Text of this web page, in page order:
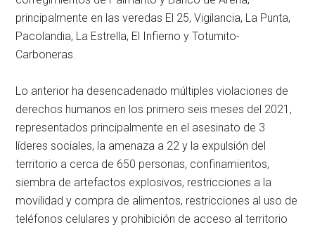
principalmente en las veredas El 25, Vigilancia, La Punta,
Pacolandia, La Estrella, El Infierno y Totumito-
Carboneras.
Lo anterior ha desencadenado múltiples violaciones de
derechos humanos en los primero seis meses del 2021,
representados principalmente en el asesinato de 3
líderes sociales, la amenaza a 22 y la expulsión del
territorio a cerca de 650 personas, confinamientos,
siembra de artefactos explosivos, restricciones a la
movilidad y compra de alimentos, restricciones al uso de
teléfonos celulares y prohibición de acceso al territorio